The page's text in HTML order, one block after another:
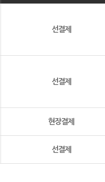
선결제
선결제
현장결제
선결제